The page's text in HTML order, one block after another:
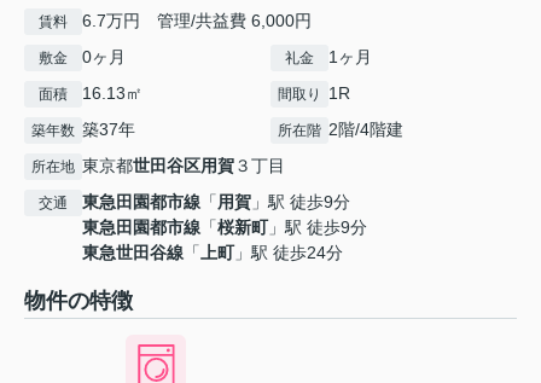
賃料 6.7万円 管理/共益費 6,000円
敷金 0ヶ月 礼金 1ヶ月
面積 16.13㎡ 間取り 1R
築年数 築37年 所在階 2階/4階建
所在地 東京都世田谷区用賀３丁目
交通 東急田園都市線 「用賀 」駅 徒歩9分
東急田園都市線 「桜新町」駅 徒歩9分
東急世田谷線 「上町」駅 徒歩24分
物件の特徴